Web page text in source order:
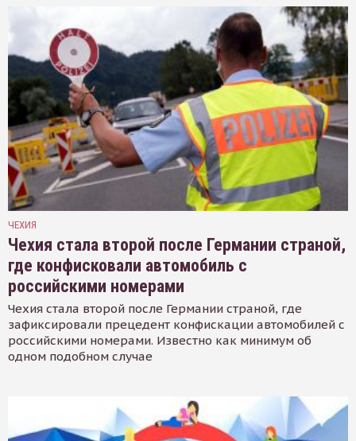
ЧЕХИЯ
Чехия стала второй после Германии страной,
где конфисковали автомобиль с
российскими номерами
Чехия стала второй после Германии страной, где
зафиксировали прецедент конфискации автомобилей с
российскими номерами. Известно как минимум об
одном подобном случае